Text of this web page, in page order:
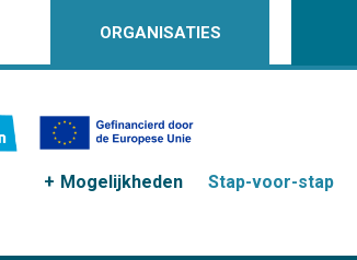
ORGANISATIES
Mogelijkheden Stap-voor-stap